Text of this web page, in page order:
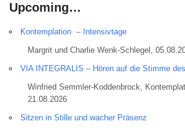
Upcoming…
Kontemplation – Intensivtage
Margrit und Charlie Wenk-Schlegel,
VIA INTEGRALIS – Hören auf die Stimme
Winfried Semmler-Koddenbrock,
21.08.2026
Sitzen in Stille und wacher Präsenz